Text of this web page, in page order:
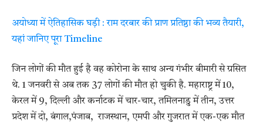
अयोध्या में ऐतिहासिक घड़ी : राम दरबार की प्राण प्रतिष्ठा की भव्य तैयारी,
यहां जानिए पूरा Timeline
जिन लोगों की मौत हुई है वह कोरोना के साथ अन्य गंभीर बीमारी से ग्रसित
थे. 1 जनवरी से अब तक 37 लोगों की मौत हो चुकी है. महाराष्ट्र में 10,
केरल में 9, दिल्ली और कर्नाटक में चार-चार, तमिलनाडु में तीन, उत्तर
प्रदेश में दो, बंगाल,पंजाब, राजस्थान, एमपी और गुजरात में एक-एक मौत